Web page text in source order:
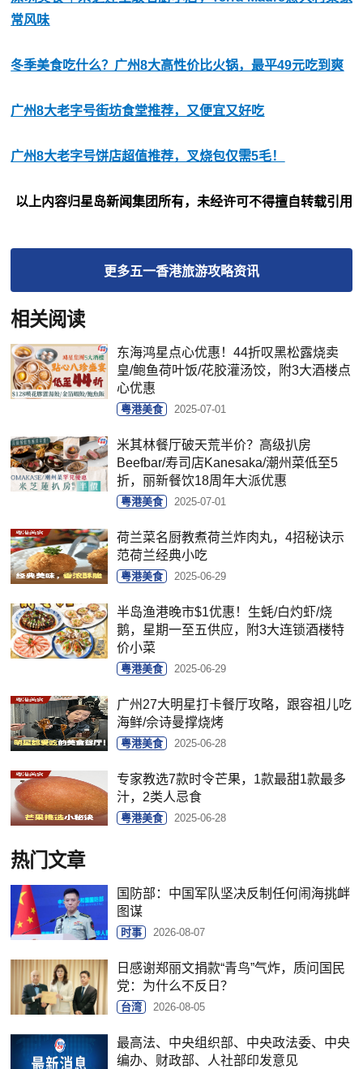
常风味
冬季美食吃什么？广州8大高性价比火锅，最平49元吃到爽
广州8大老字号街坊食堂推荐，又便宜又好吃
广州8大老字号饼店超值推荐，叉烧包仅需5毛！
以上内容归星岛新闻集团所有，未经许可不得擅自转载引用
更多五一香港旅游攻略资讯
相关阅读
东海鸿星点心优惠！44折叹黑松露烧卖
皇/鲍鱼荷叶饭/花胶灌汤饺，附3大酒楼点
心优惠
粤港美食 2025-07-01
米其林餐厅破天荒半价？高级扒房
Beefbar/寿司店Kanesaka/潮州菜低至5
折，丽新餐饮18周年大派优惠
粤港美食 2025-07-01
荷兰菜名厨教煮荷兰炸肉丸，4招秘诀示
范荷兰经典小吃
粤港美食 2025-06-29
半岛渔港晚市$1优惠！生蚝/白灼虾/烧
鹅，星期一至五供应，附3大连锁酒楼特
价小菜
粤港美食 2025-06-29
广州27大明星打卡餐厅攻略，跟容祖儿吃
海鲜/佘诗曼撑烧烤
粤港美食 2025-06-28
专家教选7款时令芒果，1款最甜1款最多
汁，2类人忌食
粤港美食 2025-06-28
热门文章
国防部：中国军队坚决反制任何闹海挑衅
图谋
时事 2026-08-07
日感谢郑丽文捐款“青鸟”气炸，质问国民
党：为什么不反日？
台湾 2026-08-05
最高法、中央组织部、中央政法委、中央
编办、财政部、人社部印发意见